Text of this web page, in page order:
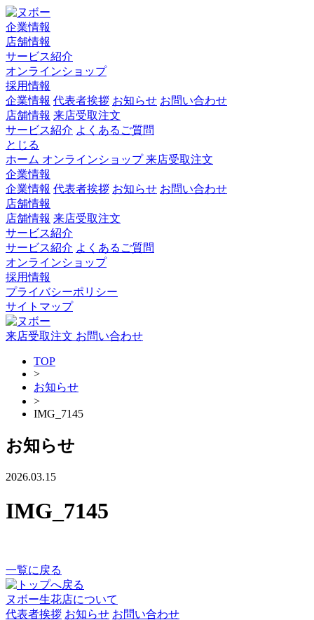
企業情報
店舗情報
サービス紹介
オンラインショップ
採用情報
企業情報 代表者挨拶 お知らせ お問い合わせ
店舗情報 来店受取注文
サービス紹介 よくあるご質問
とじる
ホーム オンラインショップ来店受取注文
企業情報
企業情報 代表者挨拶 お知らせ お問い合わせ
店舗情報
店舗情報 来店受取注文
サービス紹介
サービス紹介 よくあるご質問
オンラインショップ
採用情報
プライバシーポリシー
サイトマップ
来店受取注文 お問い合わせ
TOP
>
お知らせ
>
IMG_7145
お知らせ
2026.03.15
IMG_7145
一覧に戻る
ヌボー生花店について
代表者挨拶 お知らせ お問い合わせ